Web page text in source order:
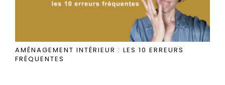
AMÉNAGEMENT INTÉRIEUR : LES 10 ERREURS
FRÉQUENTES